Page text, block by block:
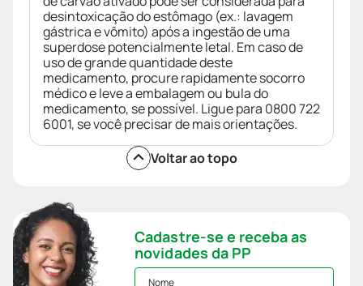
desintoxicação do estômago (ex.: lavagem
gástrica e vômito) após a ingestão de uma
superdose potencialmente letal. Em caso de
uso de grande quantidade deste
medicamento, procure rapidamente socorro
médico e leve a embalagem ou bula do
medicamento, se possível. Ligue para 0800 722
6001, se você precisar de mais orientações.
Voltar ao topo
Cadastre-se e receba as
novidades da PP